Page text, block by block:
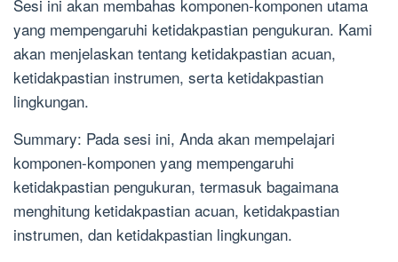
Sesi ini akan membahas komponen-komponen utama
yang mempengaruhi ketidakpastian pengukuran. Kami
akan menjelaskan tentang ketidakpastian acuan,
ketidakpastian instrumen, serta ketidakpastian
lingkungan.
Summary: Pada sesi ini, Anda akan mempelajari
komponen-komponen yang mempengaruhi
ketidakpastian pengukuran, termasuk bagaimana
menghitung ketidakpastian acuan, ketidakpastian
instrumen, dan ketidakpastian lingkungan.